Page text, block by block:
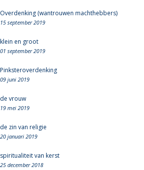
Overdenking (wantrouwen machthebbers)
15 september 2019
klein en groot
01 september 2019
Pinksteroverdenking
09 juni 2019
de vrouw
19 mei 2019
de zin van religie
20 januari 2019
spiritualiteit van kerst
25 december 2018